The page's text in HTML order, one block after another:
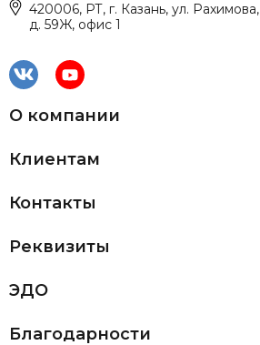
420006, РТ, г. Казань, ул. Рахимова,
д. 59Ж, офис 1
О компании
Клиентам
Контакты
Реквизиты
ЭДО
Благодарности